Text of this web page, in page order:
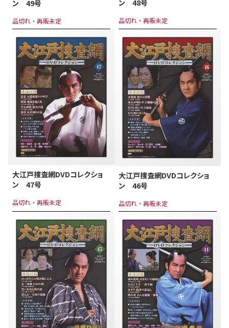
ン 49号
品切れ・再販未定
ン 48号
品切れ・再販未定
大江戸捜査網DVDコレクショ
ン 47号
品切れ・再販未定
大江戸捜査網DVDコレクショ
ン 46号
品切れ・再販未定